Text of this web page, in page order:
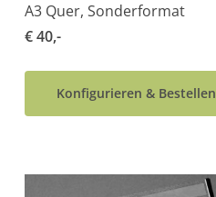
A3 Quer, Sonderformat
€ 40,-
Konfigurieren & Bestellen